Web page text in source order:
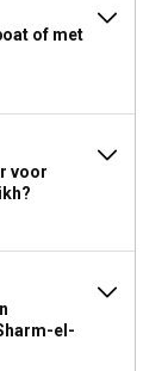
of met
voor
el-